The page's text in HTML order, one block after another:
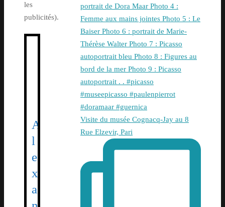
les
publicités).
A
l
e
x
a
Visite du musée Cognacq-Jay au 8
Rue Elzevir, Pari